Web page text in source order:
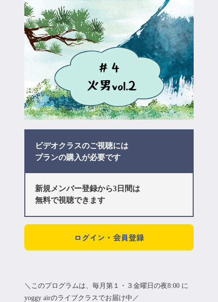
会員規約について
クラス参加にあたっての同意書
特定商取引にかかわる表示
プライバシーポリシー
ビデオクラスのご視聴には
プランの購入が必要です
新規メンバー登録から3日間は
無料で視聴できます
ログイン・会員登録
＼このプログラムは、毎月第１・３金曜日の夜8:00 に
yoggy airのライブクラスでお届け中／